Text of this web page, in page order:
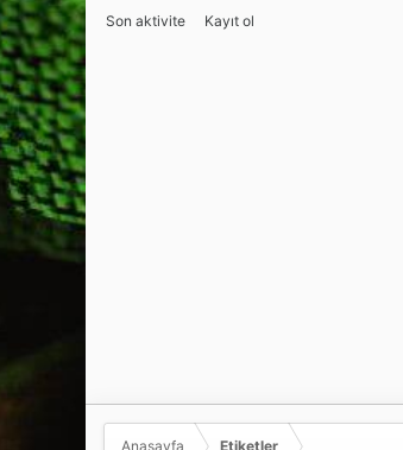
Son aktivite Kayıt ol
Anasayfa Etiketler